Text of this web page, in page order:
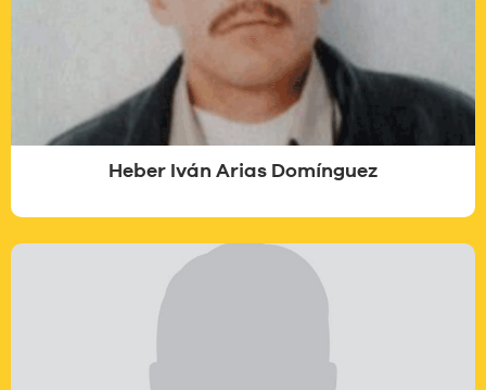
Heber Iván Arias Domínguez